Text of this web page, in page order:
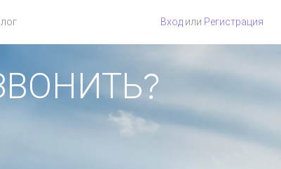
Вход или Регистрация